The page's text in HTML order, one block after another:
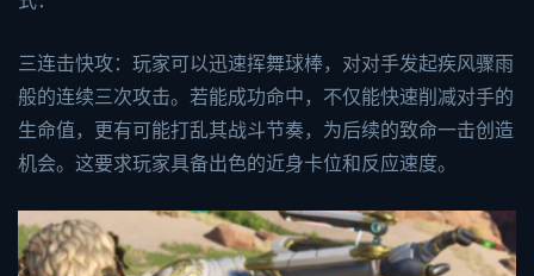
三连击快攻：玩家可以迅速挥舞球棒，对对手发起疾风骤雨
般的连续三次攻击。若能成功命中，不仅能快速削减对手的
生命值，更有可能打乱其战斗节奏，为后续的致命一击创造
机会。这要求玩家具备出色的近身卡位和反应速度。